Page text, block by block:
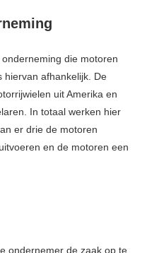
die motoren
hiervan afhankelijk. De
uit Amerika en
In totaal werken hier
er drie de motoren
en de motoren een
ondernemer de zaak op te